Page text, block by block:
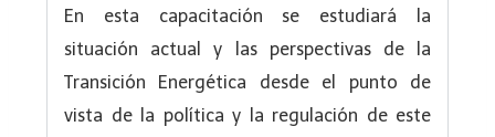
En esta capacitación se estudiará la
situación actual y las perspectivas de la
Transición Energética desde el punto de
vista de la política y la regulación de este